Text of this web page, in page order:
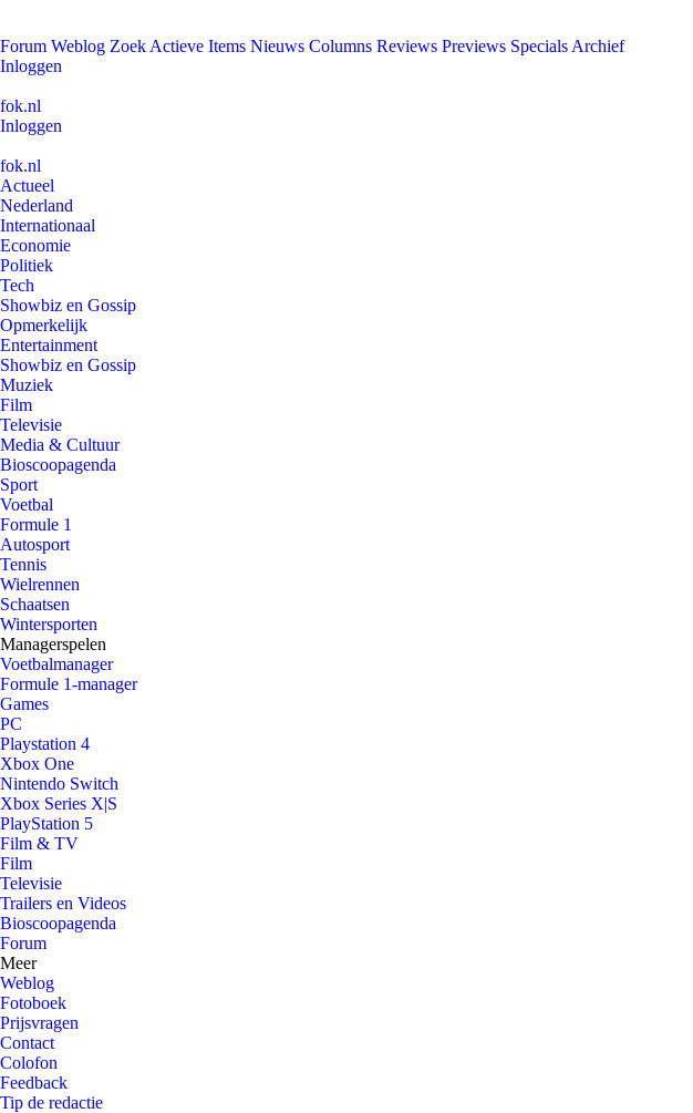
Forum Weblog Zoek Actieve Items Nieuws Columns Reviews Previews Specials Archief
Inloggen
fok.nl
Inloggen
fok.nl
Actueel
Nederland
Internationaal
Economie
Politiek
Tech
Showbiz en Gossip
Opmerkelijk
Entertainment
Showbiz en Gossip
Muziek
Film
Televisie
Media & Cultuur
Bioscoopagenda
Sport
Voetbal
Formule 1
Autosport
Tennis
Wielrennen
Schaatsen
Wintersporten
Managerspelen
Voetbalmanager
Formule 1-manager
Games
PC
Playstation 4
Xbox One
Nintendo Switch
Xbox Series X|S
PlayStation 5
Film & TV
Film
Televisie
Trailers en Videos
Bioscoopagenda
Forum
Meer
Weblog
Fotoboek
Prijsvragen
Contact
Colofon
Feedback
Tip de redactie